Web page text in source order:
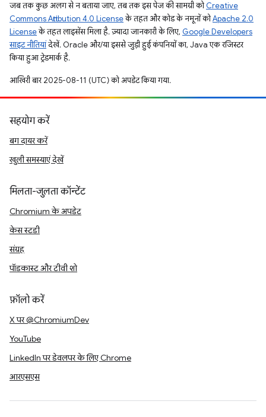
जब तक कुछ अलग से न बताया जाए, तब तक इस पेज की सामग्री कोCreative
Commons Attribution 4.0 Licenseके तहत और कोड के नमूनों कोApache 2.0
Licenseके तहत लाइसेंस मिला है. ज़्यादा जानकारी के लिए, Google Developers
साइट नीतियांदेखें. Oracle और/या इससे जुड़ी हुई कंपनियों का, Java एक रजिस्टर
किया हुआ ट्रेडमार्क है.
आखिरी बार 2025-08-11 (UTC) को अपडेट किया गया.
सहयोग करें
बग दायर करें
खुली समस्याएं देखें
मिलता-जुलता कॉन्टेंट
Chromium के अपडेट
केस स्टडी
संग्रह
पॉडकास्ट और टीवी शो
फ़ॉलो करें
X पर @ChromiumDev
YouTube
LinkedIn पर डेवलपर के लिए Chrome
आरएसएस